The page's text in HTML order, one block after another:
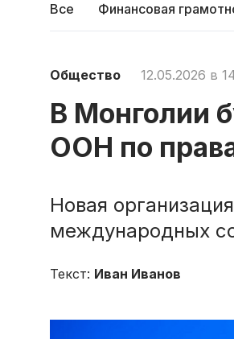
Все Финансовая
Общество 12.05.2026 в
В Монголии
ООН по
Новая
международных
Текст: Иван Иванов